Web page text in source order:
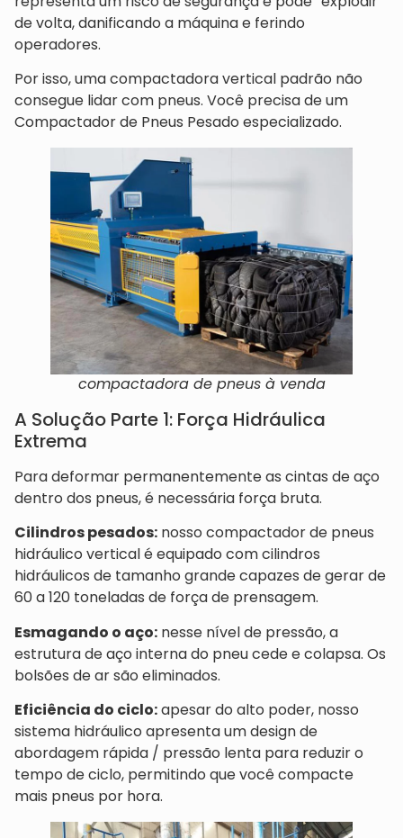
de volta, danificando a máquina e ferindo
operadores.
Por isso, uma compactadora vertical padrão não
consegue lidar com pneus. Você precisa de um
Compactador de Pneus Pesado especializado.
compactadora de pneus à venda
A Solução Parte 1: Força Hidráulica
Extrema
Para deformar permanentemente as cintas de aço
dentro dos pneus, é necessária força bruta.
Cilindros pesados: nosso compactador de pneus
hidráulico vertical é equipado com cilindros
hidráulicos de tamanho grande capazes de gerar de
60 a 120 toneladas de força de prensagem.
Esmagando o aço: nesse nível de pressão, a
estrutura de aço interna do pneu cede e colapsa. Os
bolsões de ar são eliminados.
Eficiência do ciclo:apesar do alto poder, nosso
sistema hidráulico apresenta um design de
abordagem rápida / pressão lenta para reduzir o
tempo de ciclo, permitindo que você compacte
mais pneus por hora.